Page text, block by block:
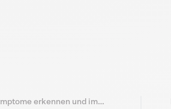
erkennen und im